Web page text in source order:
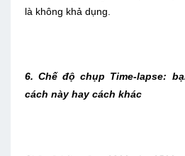
là không khả dụng.
6. Chế độ chụp Time-lapse:
cách này hay cách khác